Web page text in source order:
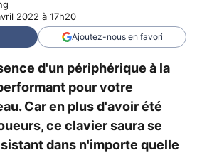
2022 à 17h20
Ajoutez-nous en favori
d'un périphérique à la
pour votre
Car en plus d'avoir été
ce clavier saura se
dans n'importe quelle